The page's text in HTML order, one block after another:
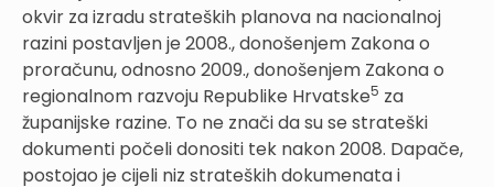
okvir za izradu strateških planova na nacionalnoj
razini postavljen je 2008., donošenjem Zakona o
proračunu, odnosno 2009., donošenjem Zakona o
regionalnom razvoju Republike Hrvatske5 za
županijske razine. To ne znači da su se strateški
dokumenti počeli donositi tek nakon 2008. Dapače,
postojao je cijeli niz strateških dokumenata i